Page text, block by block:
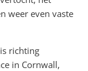
weer even vaste
richting
in Cornwall,